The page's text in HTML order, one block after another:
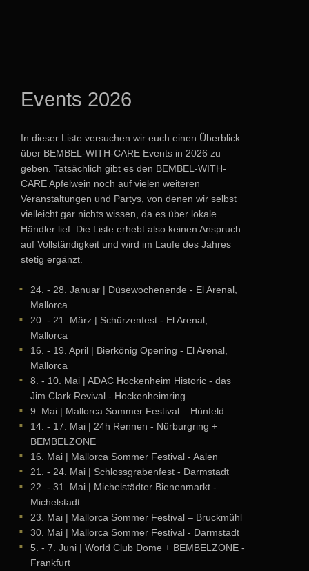
Events 2026
In dieser Liste versuchen wir euch einen Überblick
über BEMBEL-WITH-CARE Events in 2026 zu
geben. Tatsächlich gibt es den BEMBEL-WITH-
CARE Apfelwein noch auf vielen weiteren
Veranstaltungen und Partys, von denen wir selbst
vielleicht gar nichts wissen, da es über lokale
Händler lief. Die Liste erhebt also keinen Anspruch
auf Vollständigkeit und wird im Laufe des Jahres
stetig ergänzt.
24. - 28. Januar | Düsewochenende - El Arenal,
Mallorca
20. - 21. März | Schürzenfest - El Arenal,
Mallorca
16. - 19. April | Bierkönig Opening - El Arenal,
Mallorca
8. - 10. Mai | ADAC Hockenheim Historic - das
Jim Clark Revival - Hockenheimring
9. Mai | Mallorca Sommer Festival – Hünfeld
14. - 17. Mai | 24h Rennen - Nürburgring +
BEMBELZONE
16. Mai | Mallorca Sommer Festival - Aalen
21. - 24. Mai | Schlossgrabenfest - Darmstadt
22. - 31. Mai | Michelstädter Bienenmarkt -
Michelstadt
23. Mai | Mallorca Sommer Festival – Bruckmühl
30. Mai | Mallorca Sommer Festival - Darmstadt
5. - 7. Juni | World Club Dome + BEMBELZONE -
Frankfurt